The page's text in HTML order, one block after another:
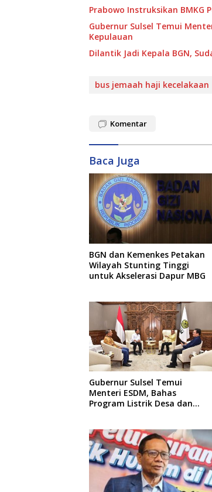
Prabowo Instruksikan BMKG
Gubernur Sulsel Temui
Kepulauan
Dilantik Jadi Kepala BGN,
bus jemaah haji kecelakaan
Komentar
Baca Juga
BGN dan Kemenkes Petakan
Wilayah Stunting Tinggi
untuk Akselerasi Dapur MBG
Gubernur Sulsel Temui
Menteri ESDM, Bahas
Program Listrik Desa dan